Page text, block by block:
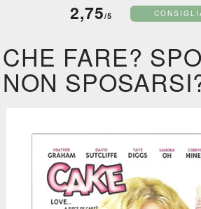
2,75/5
CHE FARE?
NON